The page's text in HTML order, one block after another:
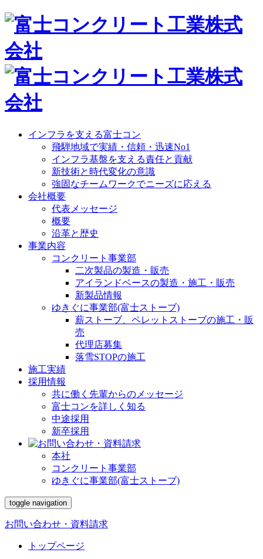
インフラを支える富士コン
飛騨地域で実績・信頼・迅速No1
インフラ基盤を支える責任と貢献
新技術と時代変化の意識
強固なチームワークでニーズに応える
会社概要
代表メッセージ
概要
沿革と歴史
事業内容
コンクリート事業部
二次製品の製造・販売
アイランドベースの製造・施工・販売
新製品情報
ゆきぐに事業部(富士ストーブ)
薪ストーブ、ペレットストーブの施工・販
売
代理店募集
落雪STOPの施工
施工実績
採用情報
共に働く先輩からのメッセージ
富士コンを詳しく知る
中途採用
新卒採用
本社
コンクリート事業部
ゆきぐに事業部(富士ストーブ)
toggle navigation
お問い合わせ・資料請求
トップページ